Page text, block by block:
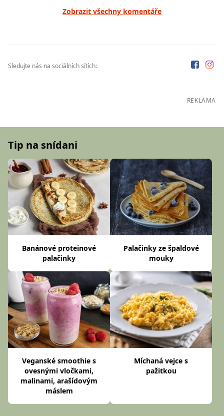
Zobrazit všechny komentáře
Sledujte nás na sociálních sítích:
REKLAMA
Tip na snídani
Banánové proteinové
palačinky
Palačinky ze špaldové
mouky
Veganské smoothie s
ovesnými vločkami,
malinami, arašídovým
máslem
Míchaná vejce s
pažitkou